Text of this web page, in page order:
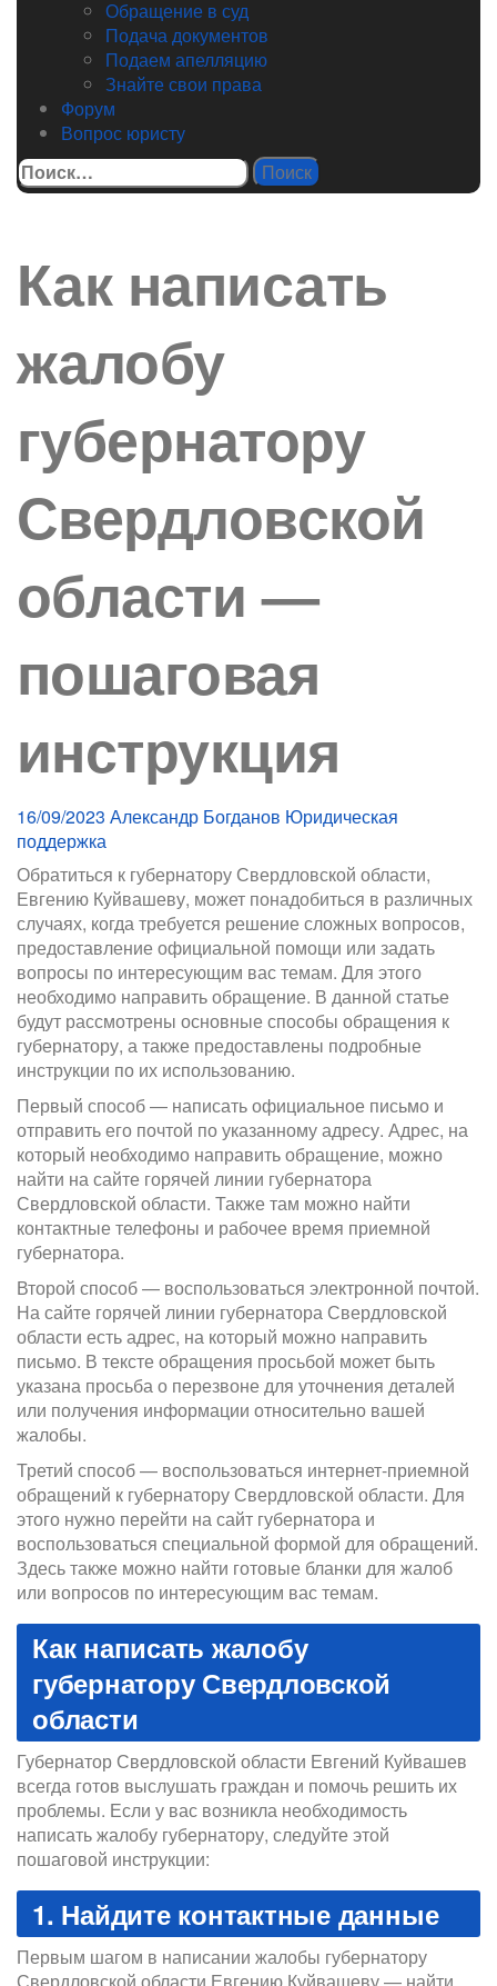
Обращение в суд
Подача документов
Подаем апелляцию
Знайте свои права
Форум
Вопрос юристу
Найти:
Как написать
жалобу
губернатору
Свердловской
области —
пошаговая
инструкция
16/09/2023 Александр Богданов Юридическая
поддержка
Обратиться к губернатору Свердловской области,
Евгению Куйвашеву, может понадобиться в различных
случаях, когда требуется решение сложных вопросов,
предоставление официальной помощи или задать
вопросы по интересующим вас темам. Для этого
необходимо направить обращение. В данной статье
будут рассмотрены основные способы обращения к
губернатору, а также предоставлены подробные
инструкции по их использованию.
Первый способ — написать официальное письмо и
отправить его почтой по указанному адресу. Адрес, на
который необходимо направить обращение, можно
найти на сайте горячей линии губернатора
Свердловской области. Также там можно найти
контактные телефоны и рабочее время приемной
губернатора.
Второй способ — воспользоваться электронной почтой.
На сайте горячей линии губернатора Свердловской
области есть адрес, на который можно направить
письмо. В тексте обращения просьбой может быть
указана просьба о перезвоне для уточнения деталей
или получения информации относительно вашей
жалобы.
Третий способ — воспользоваться интернет-приемной
обращений к губернатору Свердловской области. Для
этого нужно перейти на сайт губернатора и
воспользоваться специальной формой для обращений.
Здесь также можно найти готовые бланки для жалоб
или вопросов по интересующим вас темам.
Как написать жалобу
губернатору Свердловской
области
Губернатор Свердловской области Евгений Куйвашев
всегда готов выслушать граждан и помочь решить их
проблемы. Если у вас возникла необходимость
написать жалобу губернатору, следуйте этой
пошаговой инструкции:
1. Найдите контактные данные
Первым шагом в написании жалобы губернатору